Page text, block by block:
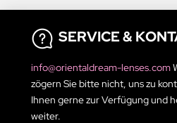
SERVICE &
info@orientaldream-lenses.com
zögern Sie bitte nicht, uns zu
Ihnen gerne zur Verfügung und
weiter.